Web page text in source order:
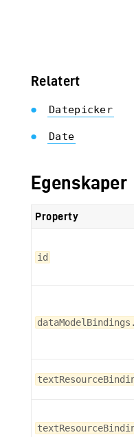
Relatert
Datepicker
Date
Egenskaper
Property
id